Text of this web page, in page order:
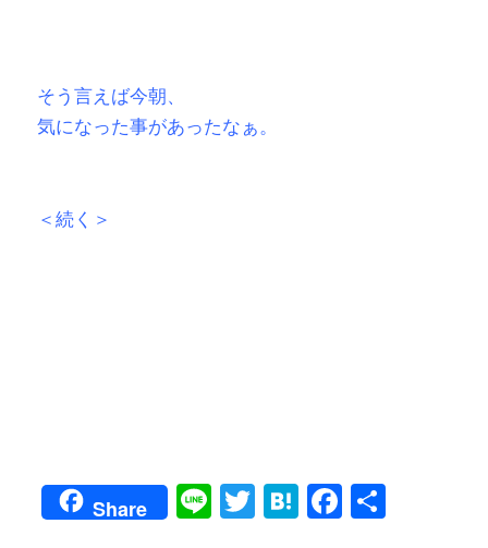
そう言えば今朝、
気になった事があったなぁ。
＜続く＞
Share LineTwitter
Hatena共